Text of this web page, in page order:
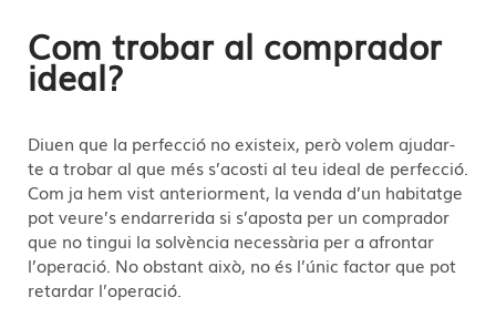
Com trobar al comprador
ideal?
Diuen que la perfecció no existeix, però volem ajudar-
te a trobar al que més s’acosti al teu ideal de perfecció.
Com ja hem vist anteriorment, la venda d’un habitatge
pot veure’s endarrerida si s’aposta per un comprador
que no tingui la solvència necessària per a afrontar
l’operació. No obstant això, no és l’únic factor que pot
retardar l’operació.